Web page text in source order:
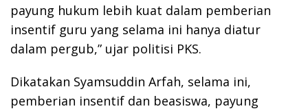
payung hukum lebih kuat dalam pemberian
insentif guru yang selama ini hanya diatur
dalam pergub,” ujar politisi PKS.
Dikatakan Syamsuddin Arfah, selama ini,
pemberian insentif dan beasiswa, payung